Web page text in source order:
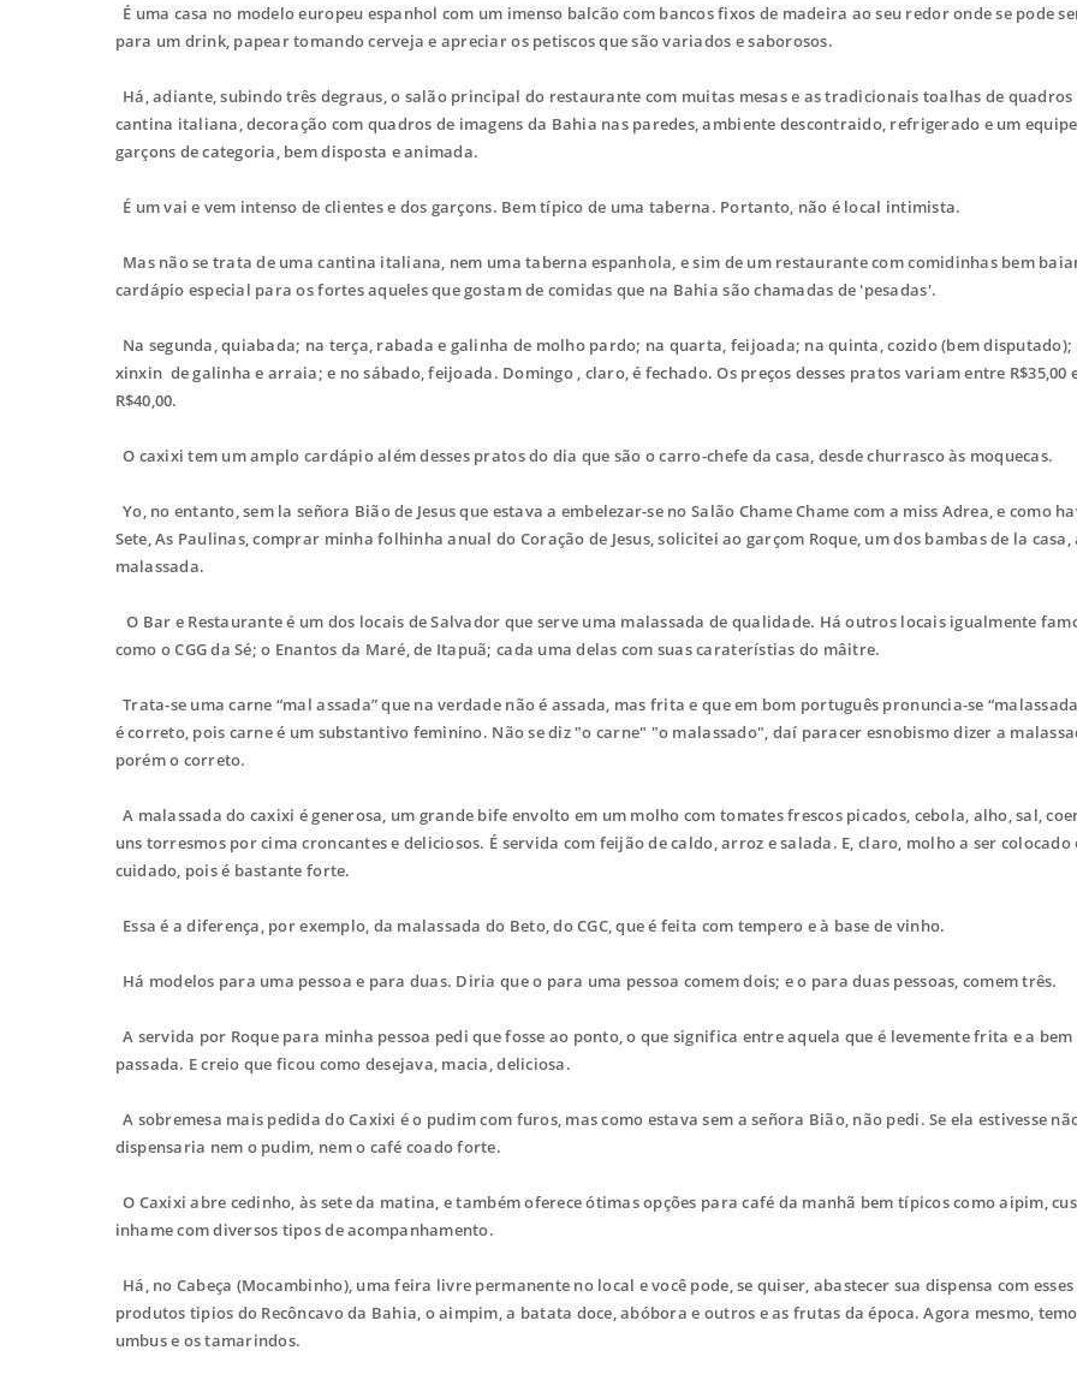
É uma casa no modelo europeu espanhol com um imenso balcão com bancos fixos de madeira ao seu redor onde se pode
para um drink, papear tomando cerveja e apreciar os petiscos que são variados e saborosos.
Há, adiante, subindo três degraus, o salão principal do restaurante com muitas mesas e as tradicionais toalhas de
cantina italiana, decoração com quadros de imagens da Bahia nas paredes, ambiente descontraido, refrigerado e um
garçons de categoria, bem disposta e animada.
É um vai e vem intenso de clientes e dos garçons. Bem típico de uma taberna. Portanto, não é local intimista.
Mas não se trata de uma cantina italiana, nem uma taberna espanhola, e sim de um restaurante com comidinhas bem
cardápio especial para os fortes aqueles que gostam de comidas que na Bahia são chamadas de 'pesadas'.
Na segunda, quiabada; na terça, rabada e galinha de molho pardo; na quarta, feijoada; na quinta, cozido (bem disputado);
xinxin de galinha e arraia; e no sábado, feijoada. Domingo , claro, é fechado. Os preços desses pratos variam entre R$35,00
R$40,00.
O caxixi tem um amplo cardápio além desses pratos do dia que são o carro-chefe da casa, desde churrasco às moquecas.
Yo, no entanto, sem la señora Bião de Jesus que estava a embelezar-se no Salão Chame Chame com a miss Adrea, e como
Sete, As Paulinas, comprar minha folhinha anual do Coração de Jesus, solicitei ao garçom Roque, um dos bambas de la casa,
malassada.
O Bar e Restaurante é um dos locais de Salvador que serve uma malassada de qualidade. Há outros locais igualmente
como o CGG da Sé; o Enantos da Maré, de Itapuã; cada uma delas com suas caraterístias do mâitre.
Trata-se uma carne “mal assada” que na verdade não é assada, mas frita e que em bom português pronuncia-se
é correto, pois carne é um substantivo feminino. Não se diz "o carne" "o malassado", daí paracer esnobismo dizer a
porém o correto.
A malassada do caxixi é generosa, um grande bife envolto em um molho com tomates frescos picados, cebola, alho, sal,
uns torresmos por cima croncantes e deliciosos. É servida com feijão de caldo, arroz e salada. E, claro, molho a ser colocado
cuidado, pois é bastante forte.
Essa é a diferença, por exemplo, da malassada do Beto, do CGC, que é feita com tempero e à base de vinho.
Há modelos para uma pessoa e para duas. Diria que o para uma pessoa comem dois; e o para duas pessoas, comem três.
A servida por Roque para minha pessoa pedi que fosse ao ponto, o que significa entre aquela que é levemente frita e a bem
passada. E creio que ficou como desejava, macia, deliciosa.
A sobremesa mais pedida do Caxixi é o pudim com furos, mas como estava sem a señora Bião, não pedi. Se ela estivesse
dispensaria nem o pudim, nem o café coado forte.
O Caxixi abre cedinho, às sete da matina, e também oferece ótimas opções para café da manhã bem típicos como aipim,
inhame com diversos tipos de acompanhamento.
Há, no Cabeça (Mocambinho), uma feira livre permanente no local e você pode, se quiser, abastecer sua dispensa com esses
produtos tipios do Recôncavo da Bahia, o aimpim, a batata doce, abóbora e outros e as frutas da época. Agora mesmo,
umbus e os tamarindos.